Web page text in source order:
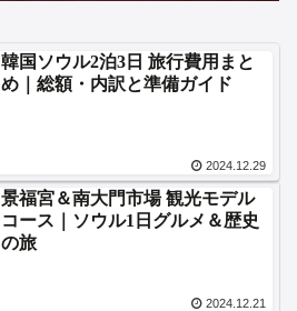
韓国ソウル2泊3日 旅行費用まと
め｜総額・内訳と準備ガイド
2024.12.29
景福宮＆南大門市場 観光モデル
コース｜ソウル1日グルメ＆歴史
の旅
2024.12.21